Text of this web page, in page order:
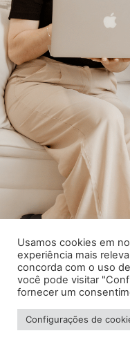
Cursos
Usamos cookies em
experiência mais
concorda com o uso
você pode visitar
fornecer um
Configurações de